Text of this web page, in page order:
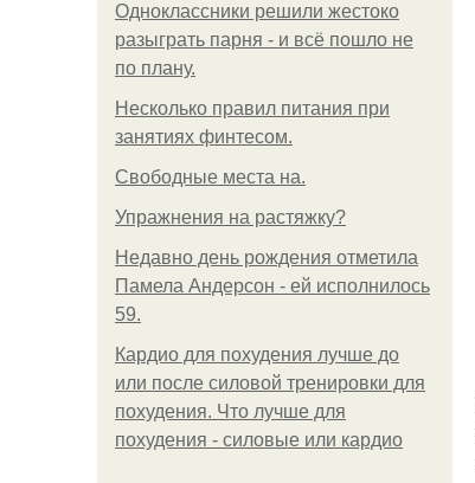
Одноклассники решили жестоко
разыграть парня - и всё пошло не
по плану.
Несколько правил питания при
занятиях финтесом.
Свободные места на.
Упражнения на растяжку?
Недавно день рождения отметила
Памела Андерсон - ей исполнилось
59.
Кардио для похудения лучше до
или после силовой тренировки для
похудения. Что лучше для
похудения - силовые или кардио